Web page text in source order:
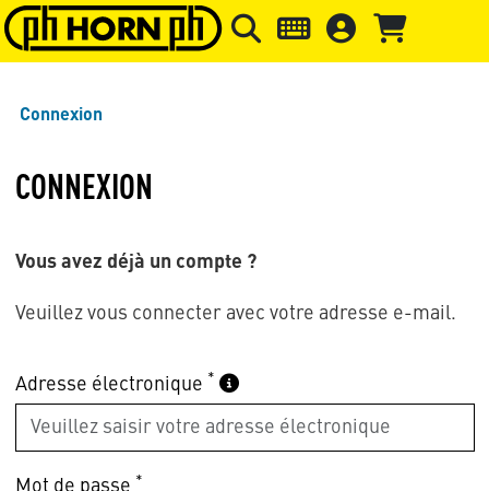
Skip to main content Passer à l'en-tête de la page
Connexion
CONNEXION
Vous avez déjà un compte ?
Veuillez vous connecter avec votre adresse e-mail.
Adresse électronique *
*